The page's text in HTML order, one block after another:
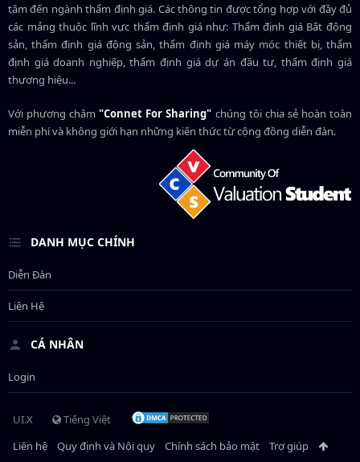
tâm đến ngành thẩm định giá. Các thông tin được tổng hợp với đầy đủ
các mảng thuộc lĩnh vực thẩm định giá như: Thẩm định giá Bất động
sản, thẩm định giá động sản, thẩm định giá máy móc thiết bị, thẩm
định giá doanh nghiệp, thẩm định giá dự án đầu tư, thẩm định giá
thương hiệu...
Với phương châm"Connet For Sharing" chúng tôi chia sẻ hoàn toàn
miễn phí và không giới hạn những kiến thức từ cộng đồng diễn đàn.
DANH MỤC CHÍNH
Diễn Đàn
Liên Hệ
CÁ NHÂN
Login
UI.X
Tiếng Việt
Liên hệ
Quy định và Nội quy Chính sách bảo mật Trợ giúp